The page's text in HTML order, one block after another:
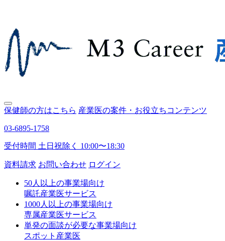
保健師の方はこちら 産業医の案件・お役立ちコンテンツ
03-6895-1758
受付時間 土日祝除く 10:00〜18:30
資料請求 お問い合わせ ログイン
50人以上の事業場向け
嘱託産業医サービス
1000人以上の事業場向け
専属産業医サービス
単発の面談が必要な事業場向け
スポット産業医